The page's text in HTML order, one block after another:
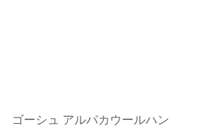
ゴーシュ アルパカウールハン